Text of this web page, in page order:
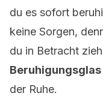
du es sofort
keine Sorgen,
du in Betracht
Beruhigungsglas
der Ruhe.